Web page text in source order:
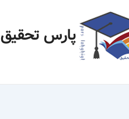
پارس تحقیق